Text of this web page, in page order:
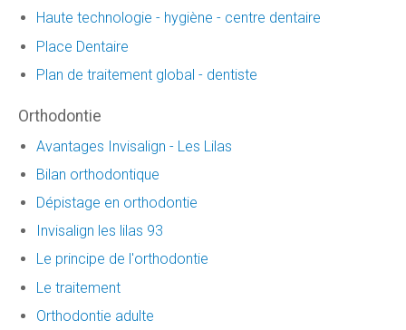
Haute technologie - hygiène - centre dentaire
Place Dentaire
Plan de traitement global - dentiste
Orthodontie
Avantages Invisalign - Les Lilas
Bilan orthodontique
Dépistage en orthodontie
Invisalign les lilas 93
Le principe de l'orthodontie
Le traitement
Orthodontie adulte